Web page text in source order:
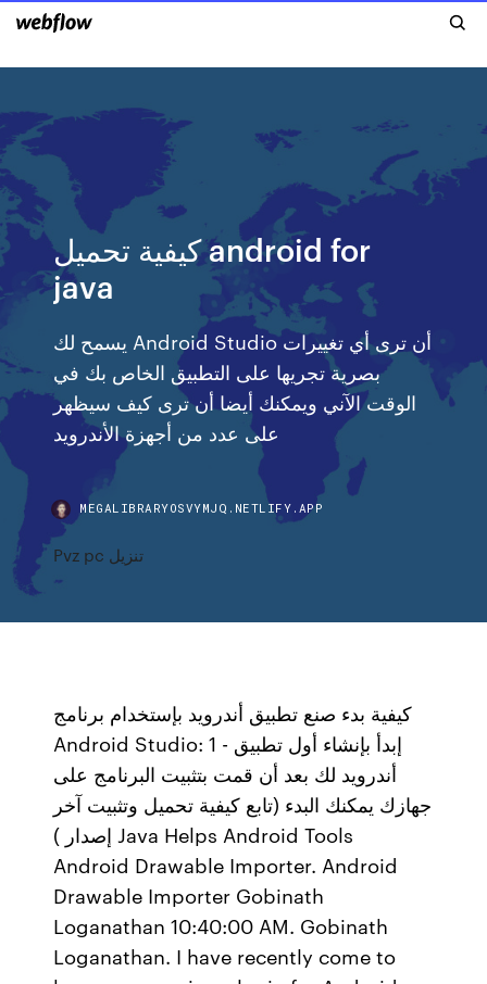
كيفية تحميل android for
java
يسمح لك Android Studio أن ترى أي تغييرات
بصرية تجريها على التطبيق الخاص بك في
الوقت الآني ويمكنك أيضا أن ترى كيف سيظهر
MEGALIBRARYOSVYMJQ.NETLIFY.APP
Pvz pc تنزيل
كيفية بدء صنع تطبيق أندرويد بإستخدام برنامج
Android Studio: 1 - إبدأ بإنشاء أول تطبيق
أندرويد لك بعد أن قمت بتثبيت البرنامج على
جهازك يمكنك البدء (تابع كيفية تحميل وتثبيت آخر
إصدار ) Java Helps Android Tools
Android Drawable Importer. Android
Drawable Importer Gobinath
Loganathan 10:40:00 AM. Gobinath
Loganathan. I have recently come to